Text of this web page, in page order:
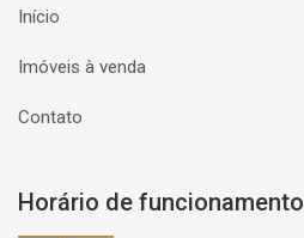
Início
Imóveis à venda
Contato
Horário de funcionamento